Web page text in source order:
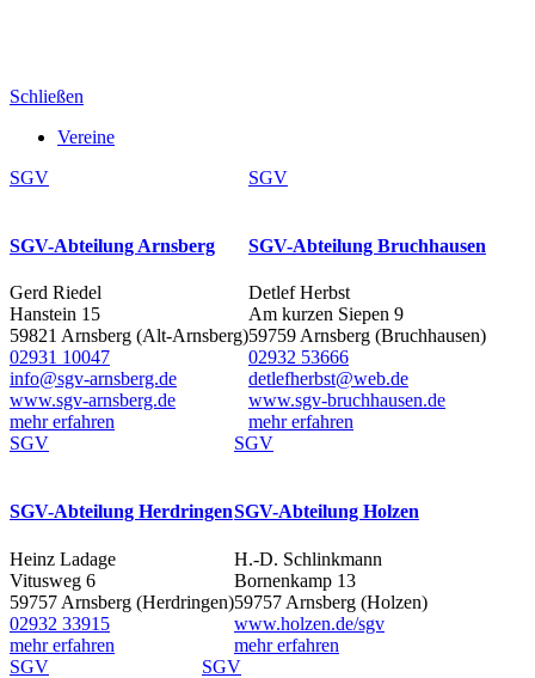
Schließen
Vereine
SGV
SGV-Abteilung Arnsberg
Gerd Riedel
Hanstein 15
59821 Arnsberg (Alt-Arnsberg)
02931 10047
info@sgv-arnsberg.de
www.sgv-arnsberg.de
mehr erfahren
SGV
SGV-Abteilung Bruchhausen
Detlef Herbst
Am kurzen Siepen 9
59759 Arnsberg (Bruchhausen)
02932 53666
detlefherbst@web.de
www.sgv-bruchhausen.de
mehr erfahren
SGV
SGV-Abteilung Herdringen
Heinz Ladage
Vitusweg 6
59757 Arnsberg (Herdringen)
02932 33915
mehr erfahren
SGV
SGV-Abteilung Holzen
H.-D. Schlinkmann
Bornenkamp 13
59757 Arnsberg (Holzen)
www.holzen.de/sgv
mehr erfahren
SGV
SGV